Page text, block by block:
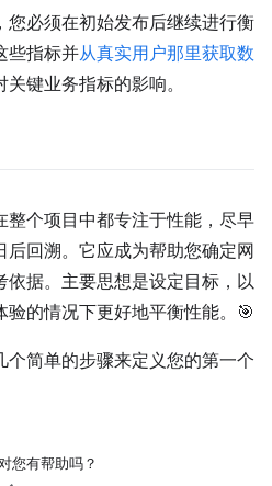
您必须在初始发布后继续进行衡
些指标并从真实用户那里获取数
键业务指标的影响。
整个项目中都专注于性能，尽早
回溯。它应成为帮助您确定网
据。主要思想是设定目标，以
的情况下更好地平衡性能。🎯
简单的步骤来定义您的第一个
您有帮助吗？